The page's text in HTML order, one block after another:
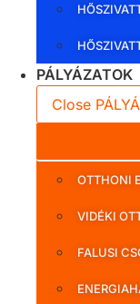
PÁLYÁZATOK
Close
OTTHONI
VIDÉKI
FALUSI